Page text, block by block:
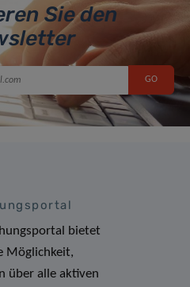
Sie den
bietet
Möglichkeit,
über alle aktiven